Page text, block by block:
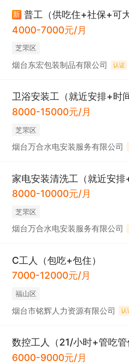
新 普工（供吃住+社保+可大
4000-7000元/月
芝罘区
烟台东宏包装制品有限公司 认证
卫浴安装工（就近安排+时
8000-15000元/月
芝罘区
烟台万合水电安装服务有限公司
家电安装清洗工（就近安排
8000-10000元/月
芝罘区
烟台万合水电安装服务有限公司
C工人（包吃+包住）
7000-12000元/月
福山区
烟台市铭辉人力资源有限公司 认
数控工人（21/小时+管吃管
6000-9000元/月